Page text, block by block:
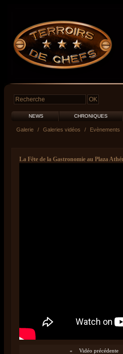
NEWS CHRONIQUES
Galerie / Galeries vidéos / Evènements
La Fête de la Gastronomie au Plaza
« Vidéo précédente